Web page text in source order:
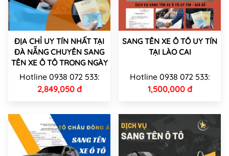
ĐỊA CHỈ UY TÍN NHẤT TẠI
ĐÀ NẴNG CHUYÊN SANG
TÊN XE Ô TÔ TRONG NGÀY
Hotline 0938 072 533:
2,849,050 đ
SANG TÊN XE Ô TÔ UY TÍN
TẠI LÀO CAI
Hotline 0938 072 533:
1,500,000 đ